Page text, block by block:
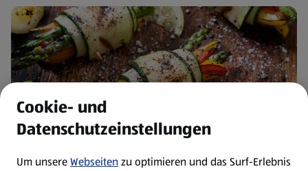
Cookie- und
Datenschutzeinstellungen
Um unsereWebseitenzu optimieren und das Surf-Erlebnis